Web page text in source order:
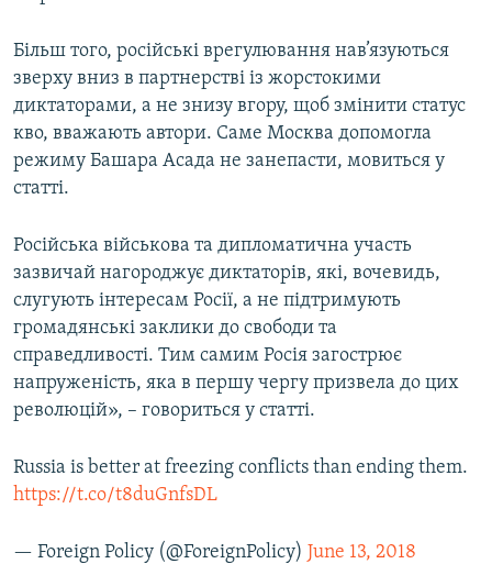
Більш того, російські врегулювання нав’язуються
зверху вниз в партнерстві із жорстокими
диктаторами, а не знизу вгору, щоб змінити статус
кво, вважають автори. Саме Москва допомогла
режиму Башара Асада не занепасти, мовиться у
статті.
Російська військова та дипломатична участь
зазвичай нагороджує диктаторів, які, вочевидь,
слугують інтересам Росії, а не підтримують
громадянські заклики до свободи та
справедливості. Тим самим Росія загострює
напруженість, яка в першу чергу призвела до цих
революцій», – говориться у статті.
Russia is better at freezing conflicts than ending them.
https://t.co/t8duGnfsDL
— Foreign Policy (@ForeignPolicy) June 13, 2018